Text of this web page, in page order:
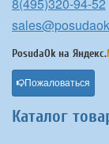
PosudaOk на Яндекс.
Пожаловаться
Каталог